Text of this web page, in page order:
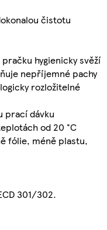
čistotu
hygienicky svěží
nepříjemné pachy
rozložitelné
prací dávku
od 20 °C
fólie, méně plastu,
301/302.